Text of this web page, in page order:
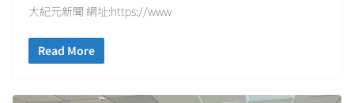
大紀元新聞 網址:https://www
Read More